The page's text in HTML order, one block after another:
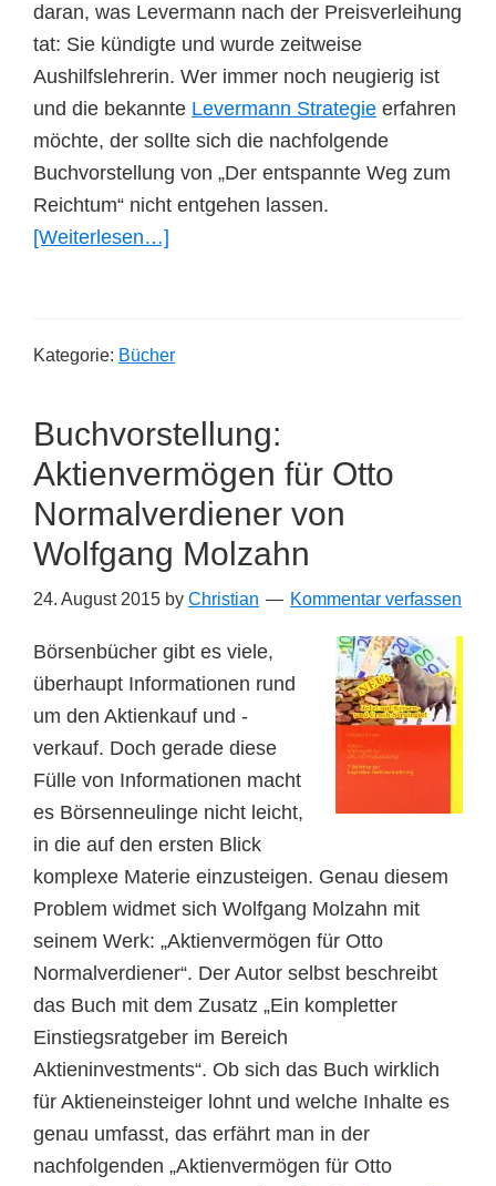
daran, was Levermann nach der Preisverleihung
tat: Sie kündigte und wurde zeitweise
Aushilfslehrerin. Wer immer noch neugierig ist
und die bekannte Levermann Strategie erfahren
möchte, der sollte sich die nachfolgende
Buchvorstellung von „Der entspannte Weg zum
Reichtum“ nicht entgehen lassen.
[Weiterlesen…]
zum
von
Susan
Levermann
Kategorie: Bücher
Buchvorstellung:
Aktienvermögen für Otto
Normalverdiener von
Wolfgang Molzahn
24. August 2015 by Christian Kommentar verfassen
Börsenbücher gibt es viele,
überhaupt Informationen rund
um den Aktienkauf und -
verkauf. Doch gerade diese
Fülle von Informationen macht
es Börsenneulinge nicht leicht,
in die auf den ersten Blick
komplexe Materie einzusteigen. Genau diesem
Problem widmet sich Wolfgang Molzahn mit
seinem Werk: „Aktienvermögen für Otto
Normalverdiener“. Der Autor selbst beschreibt
das Buch mit dem Zusatz „Ein kompletter
Einstiegsratgeber im Bereich
Aktieninvestments“. Ob sich das Buch wirklich
für Aktieneinsteiger lohnt und welche Inhalte es
genau umfasst, das erfährt man in der
nachfolgenden „Aktienvermögen für Otto